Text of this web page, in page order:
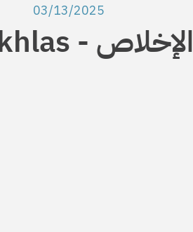
03/13/2025
Al-Ikhlas - الإخلاص